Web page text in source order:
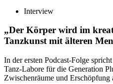
Interview
„Der Körper wird im
Tanzkunst mit älteren
In der ersten Podcast-Folge
Tanz-Labore für die Generation
Zwischenräume und Erschöpfung